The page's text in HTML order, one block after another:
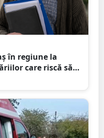
în regiune la
care riscă să